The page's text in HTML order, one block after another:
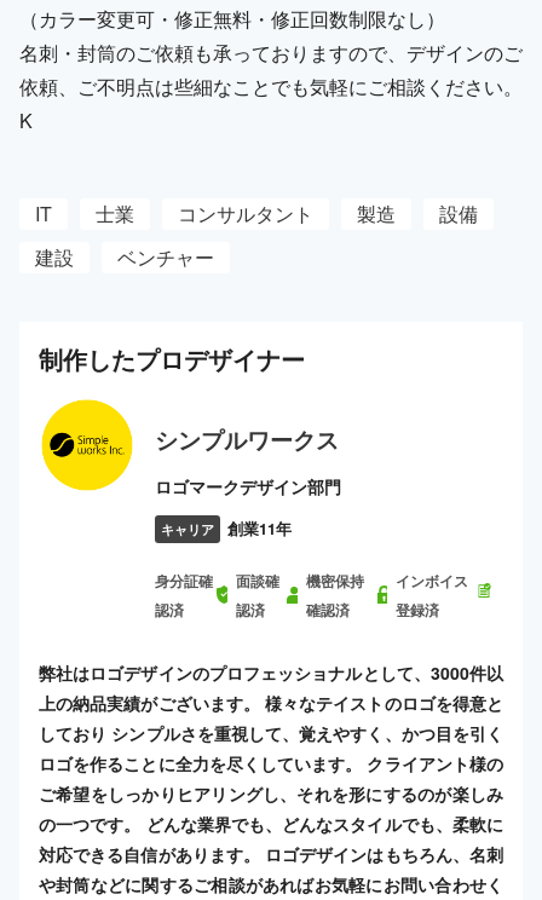
（カラー変更可・修正無料・修正回数制限なし）
名刺・封筒のご依頼も承っておりますので、デザインのご
依頼、ご不明点は些細なことでも気軽にご相談ください。
K
IT 士業 コンサルタント 製造
設備
建設
ベンチャー
制作したプロデザイナー
シンプルワークス
ロゴマークデザイン部門
キャリア 創業11年
身分証確
認済
面談確
認済
機密保持
確認済
インボイス
登録済
弊社はロゴデザインのプロフェッショナルとして、3000件以
上の納品実績がございます。 様々なテイストのロゴを得意と
しており シンプルさを重視して、覚えやすく、かつ目を引く
ロゴを作ることに全力を尽くしています。 クライアント様の
ご希望をしっかりヒアリングし、それを形にするのが楽しみ
の一つです。 どんな業界でも、どんなスタイルでも、柔軟に
対応できる自信があります。 ロゴデザインはもちろん、名刺
や封筒などに関するご相談があればお気軽にお問い合わせく